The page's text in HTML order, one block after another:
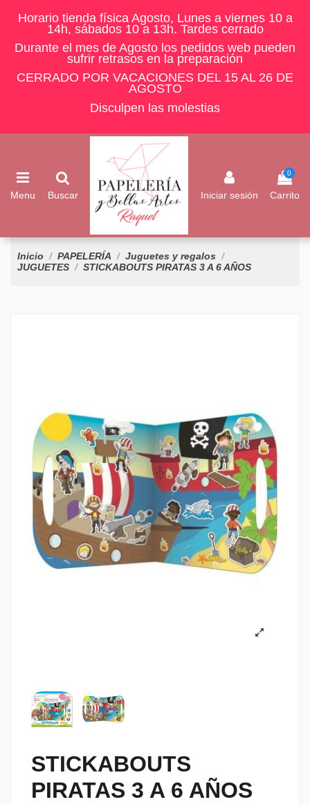
Horario tienda física Agosto, Lunes a viernes 10 a
14h, sábados 10 a 13h. Tardes cerrado
Durante el mes de Agosto los pedidos web pueden
sufrir retrasos en la preparación
CERRADO POR VACACIONES DEL 15 AL 26 DE
AGOSTO
Disculpen las molestias
Menu Buscar Iniciar sesión
0
Carrito
Inicio PAPELERÍA
Juguetes y regalos
JUGUETES
STICKABOUTS PIRATAS 3 A 6 AÑOS
STICKABOUTS
PIRATAS 3 A 6 AÑOS